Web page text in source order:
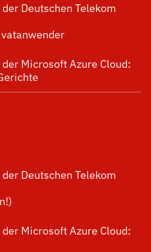
Deutschen Telekom
Microsoft Azure Cloud:
Deutschen Telekom
Microsoft Azure Cloud: